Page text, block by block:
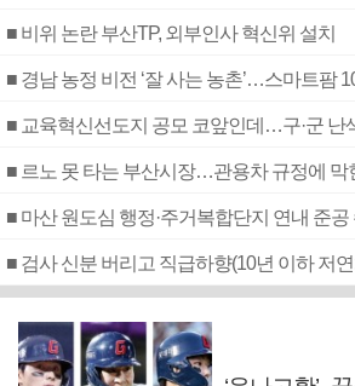
■ 비위 논란 부산TP, 외부인사 혁신위 설치
■ 경남 농정 비전 ‘잘 사는 농촌’…스마트팜
■ 교육혁신선도지 공모 코앞인데…구·군 난
■ 르노 못 타는 부산시장…관용차 규정에 막
■ 마산 원도심 행정·주거복합단지 연내 준공